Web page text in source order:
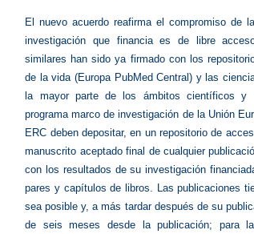
El nuevo acuerdo reafirma el compromiso de
investigación que financia es de libre
similares han sido ya firmado con los
de la vida (Europa PubMed Central) y las
la mayor parte de los ámbitos científicos y
programa marco de investigación de la Unión
ERC deben depositar, en un repositorio de
manuscrito aceptado final de cualquier
con los resultados de su investigación
pares y capítulos de libros. Las publicaciones
sea posible y, a más tardar después de su
de seis meses desde la publicación; para